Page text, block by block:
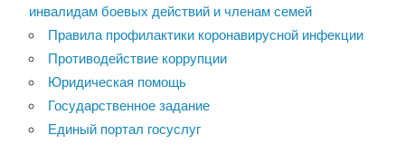
инвалидам боевых действий и членам семей
Правила профилактики коронавирусной инфекции
Противодействие коррупции
Юридическая помощь
Государственное задание
Единый портал госуслуг